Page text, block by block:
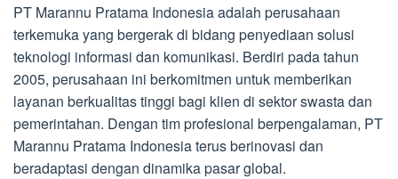
PT Marannu Pratama Indonesia adalah perusahaan
terkemuka yang bergerak di bidang penyediaan solusi
teknologi informasi dan komunikasi. Berdiri pada tahun
2005, perusahaan ini berkomitmen untuk memberikan
layanan berkualitas tinggi bagi klien di sektor swasta dan
pemerintahan. Dengan tim profesional berpengalaman, PT
Marannu Pratama Indonesia terus berinovasi dan
beradaptasi dengan dinamika pasar global.